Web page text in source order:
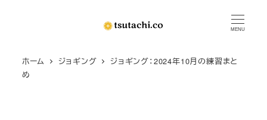
MENU
ホーム ジョギング
ジョギング：2024年10月の練習まと
め